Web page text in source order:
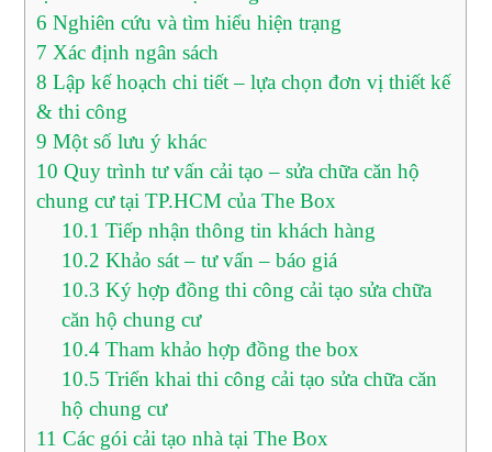
6 Nghiên cứu và tìm hiểu hiện trạng
7 Xác định ngân sách
8 Lập kế hoạch chi tiết – lựa chọn đơn vị thiết kế
& thi công
9 Một số lưu ý khác
10 Quy trình tư vấn cải tạo – sửa chữa căn hộ
chung cư tại TP.HCM của The Box
10.1 Tiếp nhận thông tin khách hàng
10.2 Khảo sát – tư vấn – báo giá
10.3 Ký hợp đồng thi công cải tạo sửa chữa
căn hộ chung cư
10.4 Tham khảo hợp đồng the box
10.5 Triển khai thi công cải tạo sửa chữa căn
hộ chung cư
11 Các gói cải tạo nhà tại The Box